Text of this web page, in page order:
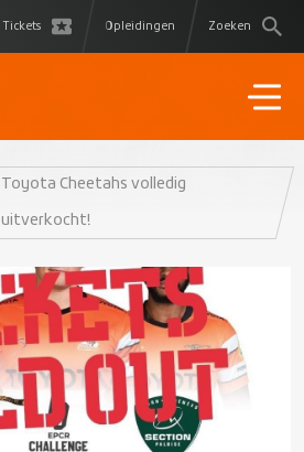
Tickets Opleidingen Zoeken
Toyota Cheetahs volledig
uitverkocht!